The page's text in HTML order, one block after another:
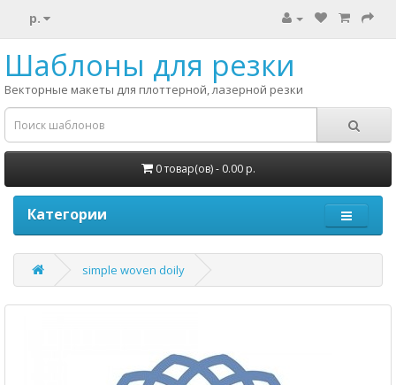
р.
Шаблоны для резки
Векторные макеты для плоттерной, лазерной резки
0 товар(ов) - 0.00 р.
Категории
simple woven doily